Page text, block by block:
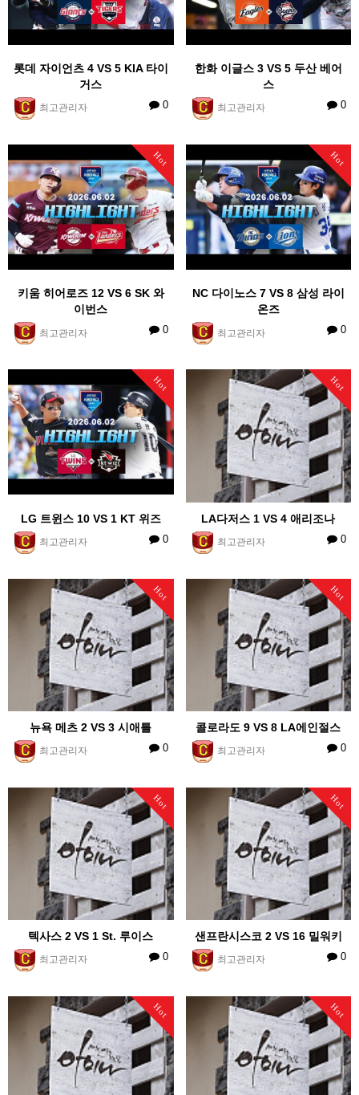
롯데 자이언츠 4 VS 5 KIA 타이
거스
최고관리자 0
한화 이글스 3 VS 5 두산 베어
스
최고관리자 0
Hot
키움 히어로즈 12 VS 6 SK 와
이번스
최고관리자 0
Hot
NC 다이노스 7 VS 8 삼성 라이
온즈
최고관리자 0
Hot
LG 트윈스 10 VS 1 KT 위즈
최고관리자 0
Hot
LA다저스 1 VS 4 애리조나
최고관리자 0
Hot
뉴욕 메츠 2 VS 3 시애틀
최고관리자 0
Hot
콜로라도 9 VS 8 LA에인절스
최고관리자 0
Hot
텍사스 2 VS 1 St. 루이스
최고관리자 0
Hot
샌프란시스코 2 VS 16 밀워키
최고관리자 0
Hot Hot